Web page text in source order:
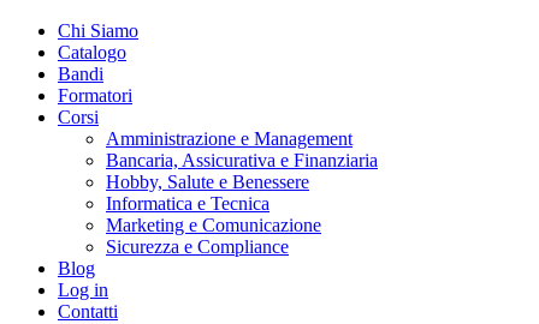
Chi Siamo
Catalogo
Bandi
Formatori
Corsi
Amministrazione e Management
Bancaria, Assicurativa e Finanziaria
Hobby, Salute e Benessere
Informatica e Tecnica
Marketing e Comunicazione
Sicurezza e Compliance
Blog
Log in
Contatti